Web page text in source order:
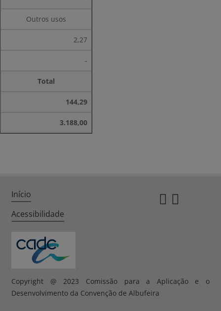
Outros usos
2,27
-
Total
144,29
3.188,00
Início
Acessibilidade
Copyright @ 2023 Comissão para a Aplicação e o
Desenvolvimento da Convenção de Albufeira